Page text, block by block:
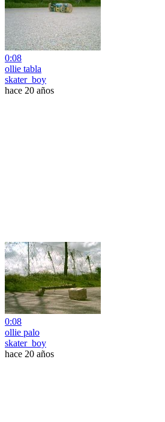
0:08
ollie tabla
skater_boy
hace 20 años
0:08
ollie palo
skater_boy
hace 20 años